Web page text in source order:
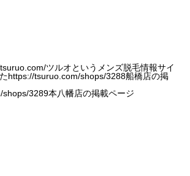
ツルオというメンズ脱毛情報サイ
https://tsuruo.com/shops/3288船橋店の掲
shops/3289本八幡店の掲載ページ